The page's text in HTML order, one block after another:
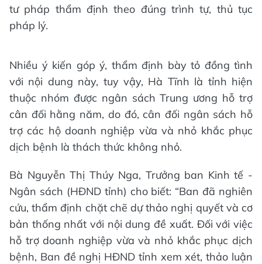
tư pháp thẩm định theo đúng trình tự, thủ tục
pháp lý.
Nhiều ý kiến góp ý, thẩm định bày tỏ đồng tình
với nội dung này, tuy vậy, Hà Tĩnh là tỉnh hiện
thuộc nhóm được ngân sách Trung ương hỗ trợ
cân đối hằng năm, do đó, cân đối ngân sách hỗ
trợ các hộ doanh nghiệp vừa và nhỏ khắc phục
dịch bệnh là thách thức không nhỏ.
Bà Nguyễn Thị Thúy Nga, Trưởng ban Kinh tế -
Ngân sách (HĐND tỉnh) cho biết: “Ban đã nghiên
cứu, thẩm định chặt chẽ dự thảo nghị quyết và cơ
bản thống nhất với nội dung đề xuất. Đối với việc
hỗ trợ doanh nghiệp vừa và nhỏ khắc phục dịch
bệnh, Ban đề nghị HĐND tỉnh xem xét, thảo luận